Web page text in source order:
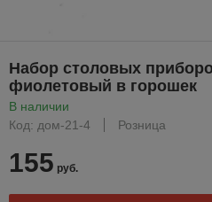
Набор столовых
фиолетовый в горошек
В наличии
Код: дом-21-4
Розница
155 руб.